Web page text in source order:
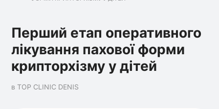
Перший етап оперативного
лікування пахової форми
крипторхізму у дітей
в TOP CLINIC DENIS